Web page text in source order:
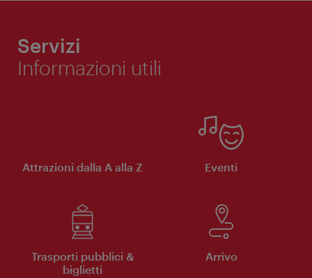
Servizi
Informazioni utili
Attrazioni dalla A alla Z Eventi
Trasporti pubblici &
biglietti
Arrivo